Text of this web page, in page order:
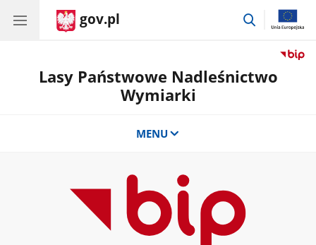
gov.pl
przejdź
Lasy Państwowe Nadleśnictwo
Wymiarki
MENU